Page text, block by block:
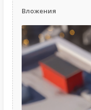
Вложения